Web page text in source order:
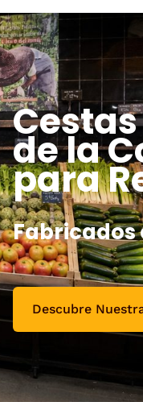
de la
para
Fabricados
Descubre